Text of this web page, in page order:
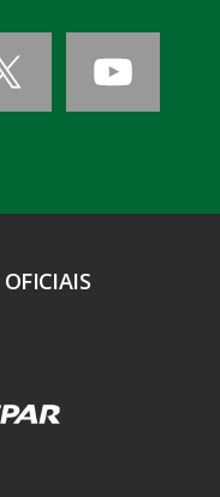
OFICIAIS